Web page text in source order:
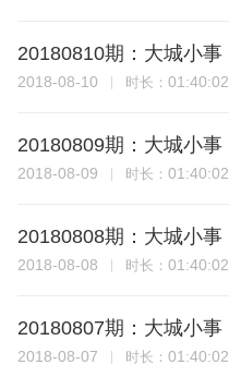
20180810期：大城小事
2018-08-10 时长： 01:40:02
20180809期：大城小事
2018-08-09 时长： 01:40:02
20180808期：大城小事
2018-08-08 时长： 01:40:02
20180807期：大城小事
2018-08-07 时长： 01:40:02